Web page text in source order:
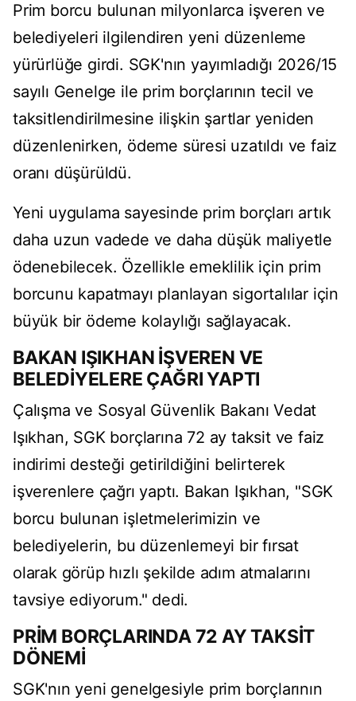
Prim borcu bulunan milyonlarca işveren ve
belediyeleri ilgilendiren yeni düzenleme
yürürlüğe girdi. SGK'nın yayımladığı 2026/15
sayılı Genelge ile prim borçlarının tecil ve
taksitlendirilmesine ilişkin şartlar yeniden
düzenlenirken, ödeme süresi uzatıldı ve faiz
oranı düşürüldü.
Yeni uygulama sayesinde prim borçları artık
daha uzun vadede ve daha düşük maliyetle
ödenebilecek. Özellikle emeklilik için prim
borcunu kapatmayı planlayan sigortalılar için
büyük bir ödeme kolaylığı sağlayacak.
BAKAN IŞIKHAN İŞVEREN VE
BELEDİYELERE ÇAĞRI YAPTI
Çalışma ve Sosyal Güvenlik Bakanı Vedat
Işıkhan, SGK borçlarına 72 ay taksit ve faiz
indirimi desteği getirildiğini belirterek
işverenlere çağrı yaptı. Bakan Işıkhan, "SGK
borcu bulunan işletmelerimizin ve
belediyelerin, bu düzenlemeyi bir fırsat
olarak görüp hızlı şekilde adım atmalarını
tavsiye ediyorum." dedi.
PRİM BORÇLARINDA 72 AY TAKSİT
DÖNEMİ
SGK'nın yeni genelgesiyle prim borçlarının